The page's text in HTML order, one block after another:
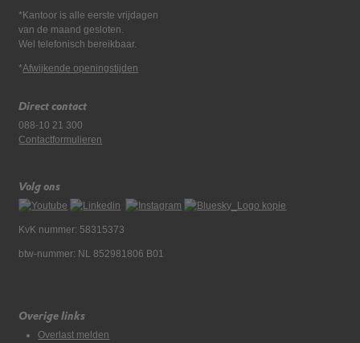
*Kantoor is alle eerste vrijdagen
van de maand gesloten.
Wel telefonisch bereikbaar.
*Afwijkende openingstijden
Direct contact
088-10 21 300
Contactformulieren
Volg ons
KvK nummer: 58315373
btw-nummer: NL 852981806 B01
Overige links
Overlast melden